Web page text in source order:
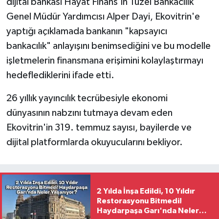
Genel Müdür Yardımcısı Alper Dayi, Ekovitrin'e
yaptığı açıklamada bankanın "kapsayıcı
bankacılık" anlayışını benimsediğini ve bu modelle
işletmelerin finansmana erişimini kolaylaştırmayı
hedeflediklerini ifade etti.
26 yıllık yayıncılık tecrübesiyle ekonomi
dünyasının nabzını tutmaya devam eden
Ekovitrin'in 319. temmuz sayısı, bayilerde ve
dijital platformlarda okuyucularını bekliyor.
2 Yılda İnşa Edildi, 10 Yıldır
Restorasyonu Bitmedi!
Haydarpaşa Garı'nda Neler